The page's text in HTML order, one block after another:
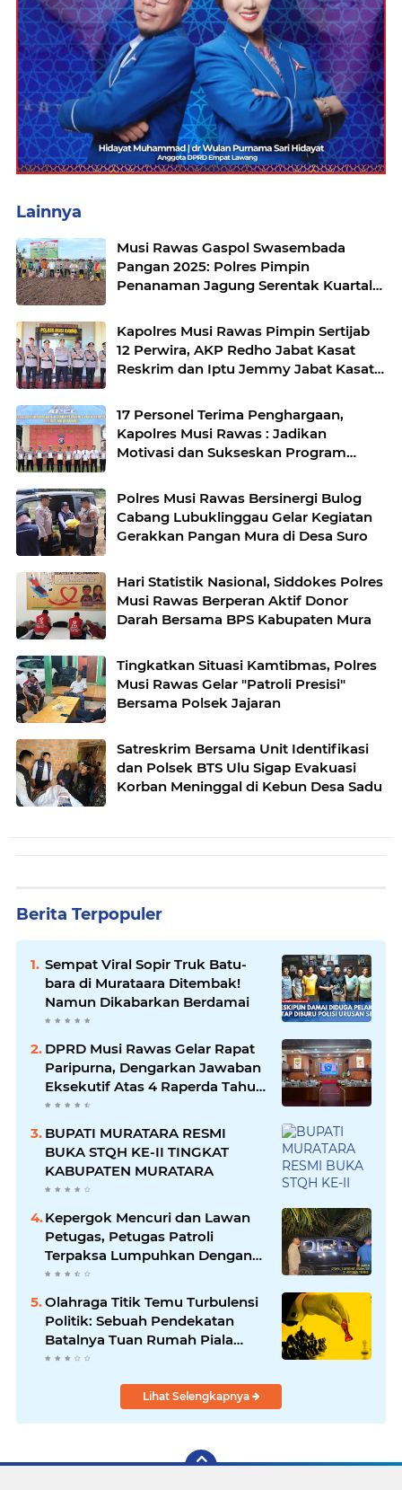
Lainnya
Musi Rawas Gaspol Swasembada
Pangan 2025: Polres Pimpin
Penanaman Jagung Serentak Kuartal
Kapolres Musi Rawas Pimpin Sertijab
12 Perwira, AKP Redho Jabat Kasat
Reskrim dan Iptu Jemmy Jabat Kasat
17 Personel Terima Penghargaan,
Kapolres Musi Rawas : Jadikan
Motivasi dan Sukseskan Program
Polres Musi Rawas Bersinergi Bulog
Cabang Lubuklinggau Gelar Kegiatan
Gerakkan Pangan Mura di Desa Suro
Hari Statistik Nasional, Siddokes Polres
Musi Rawas Berperan Aktif Donor
Darah Bersama BPS Kabupaten Mura
Tingkatkan Situasi Kamtibmas, Polres
Musi Rawas Gelar "Patroli Presisi"
Bersama Polsek Jajaran
Satreskrim Bersama Unit Identifikasi
dan Polsek BTS Ulu Sigap Evakuasi
Korban Meninggal di Kebun Desa Sadu
Berita Terpopuler
Sempat Viral Sopir Truk Batu-
bara di Murataara Ditembak!
Namun Dikabarkan Berdamai
DPRD Musi Rawas Gelar Rapat
Paripurna, Dengarkan Jawaban
Eksekutif Atas 4 Raperda Tahun
2026
BUPATI MURATARA RESMI
BUKA STQH KE-II TINGKAT
KABUPATEN MURATARA
Kepergok Mencuri dan Lawan
Petugas, Petugas Patroli
Terpaksa Lumpuhkan Dengan
Peluru Karet
Olahraga Titik Temu Turbulensi
Politik: Sebuah Pendekatan
Batalnya Tuan Rumah Piala
Dunia U-20
Lihat Selengkapnya